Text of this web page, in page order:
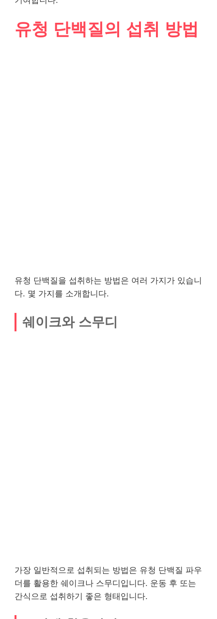
유청 단백질의 섭취 방법
유청 단백질을 섭취하는 방법은 여러 가지가 있습니
다. 몇 가지를 소개합니다.
쉐이크와 스무디
가장 일반적으로 섭취되는 방법은 유청 단백질 파우
더를 활용한 쉐이크나 스무디입니다. 운동 후 또는
간식으로 섭취하기 좋은 형태입니다.